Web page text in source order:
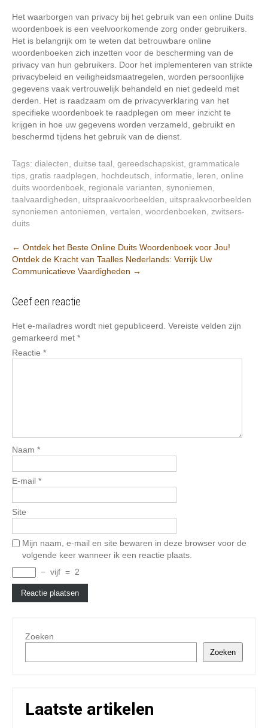
Het waarborgen van privacy bij het gebruik van een online Duits
woordenboek is een veelvoorkomende zorg onder gebruikers.
Het is belangrijk om te weten dat betrouwbare online
woordenboeken zich inzetten voor de bescherming van de
privacy van hun gebruikers. Door het implementeren van strikte
privacybeleid en veiligheidsmaatregelen, worden persoonlijke
gegevens vaak vertrouwelijk behandeld en niet gedeeld met
derden. Het is raadzaam om de privacyverklaring van het
specifieke woordenboek te raadplegen om meer inzicht te
krijgen in hoe uw gegevens worden verzameld, gebruikt en
beschermd tijdens het gebruik van de dienst.
Tags: dialecten duitse taal gereedschapskist grammaticale
tips gratis raadplegen hochdeutsch informatie leren online
duits woordenboek regionale varianten synoniemen
taalvaardigheden
uitspraakvoorbeelden
uitspraakvoorbeelden
synoniemen antoniemen vertalen woordenboeken
zwitsers-
duits
Berichtnavigatie
← Ontdek het Beste Online Duits Woordenboek voor Jou!
Ontdek de Kracht van Taalles Nederlands: Verrijk Uw
Communicatieve Vaardigheden →
Geef een reactie
Het e-mailadres wordt niet gepubliceerd. Vereiste velden zijn
gemarkeerd met *
Reactie *
Naam *
E-mail *
Site
Mijn naam, e-mail en site bewaren in deze browser voor de
volgende keer wanneer ik een reactie plaats.
− vijf = 2
Zoeken
Zoeken
Laatste artikelen